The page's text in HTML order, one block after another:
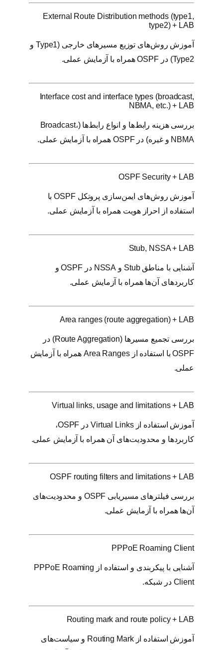
External Route Distribution methods (type1,
type2) + LAB
آموزش روش‌های توزیع مسیرهای خارجی (Type1 و
Type2) در OSPF همراه با آزمایش عملی.
Interface cost and interface types (broadcast,
NBMA, etc.) + LAB
بررسی هزینه رابط‌ها و انواع رابط‌ها (Broadcast،
NBMA و غیره) در OSPF همراه با آزمایش عملی.
OSPF Security + LAB
آموزش روش‌های ایمن‌سازی پروتکل OSPF با
استفاده از احراز هویت همراه با آزمایش عملی.
Stub, NSSA + LAB
آشنایی با مناطق Stub و NSSA در OSPF و
کاربردهای آن‌ها همراه با آزمایش عملی.
Area ranges (route aggregation) + LAB
بررسی تجمیع مسیرها (Route Aggregation) در
OSPF با استفاده از Area Ranges همراه با آزمایش
عملی.
Virtual links, usage and limitations + LAB
آموزش استفاده از Virtual Links در OSPF،
کاربردها و محدودیت‌های آن همراه با آزمایش عملی.
OSPF routing filters and limitations + LAB
بررسی فیلترهای مسیریابی OSPF و محدودیت‌های
آن‌ها همراه با آزمایش عملی.
PPPoE Roaming Client
آشنایی با پیکربندی و استفاده از PPPoE Roaming
Client در شبکه.
Routing mark and route policy + LAB
آموزش استفاده از Routing Mark و سیاست‌های